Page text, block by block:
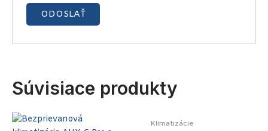
Súvisiace produkty
Klimatizácie